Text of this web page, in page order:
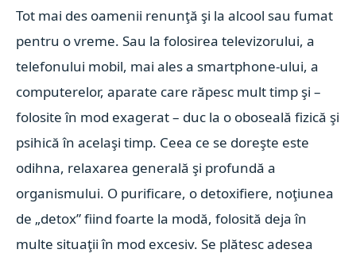
Tot mai des oamenii renunţă şi la alcool sau fumat
pentru o vreme. Sau la folosirea televizorului, a
telefonului mobil, mai ales a smartphone-ului, a
computerelor, aparate care răpesc mult timp şi –
folosite în mod exagerat – duc la o oboseală fizică şi
psihică în acelaşi timp. Ceea ce se doreşte este
odihna, relaxarea generală şi profundă a
organismului. O purificare, o detoxifiere, noţiunea
de „detox” fiind foarte la modă, folosită deja în
multe situaţii în mod excesiv. Se plătesc adesea